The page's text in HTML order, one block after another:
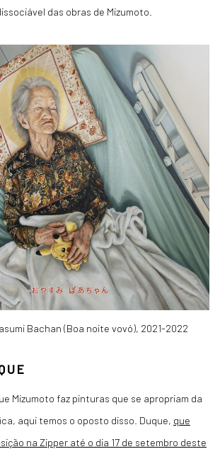
das obras de Mizumoto.
Bachan (Boa noite vovó), 2021-2022
Mizumoto faz pinturas que se apropriam da
aqui temos o oposto disso. Duque, que
na Zipper até o dia 17 de setembro deste